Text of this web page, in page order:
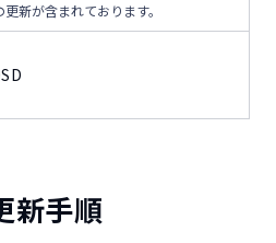
更新が含まれております。
新手順